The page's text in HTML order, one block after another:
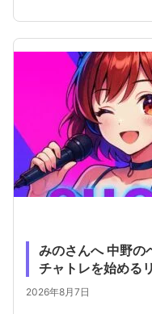
みのさんへ 中野の
チャトレを始める
2026年8月7日